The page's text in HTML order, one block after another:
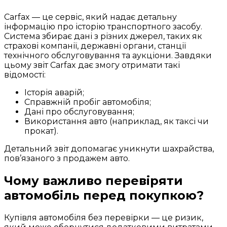
Carfax — це сервіс, який надає детальну
інформацію про історію транспортного засобу.
Система збирає дані з різних джерел, таких як
страхові компанії, державні органи, станції
технічного обслуговування та аукціони. Завдяки
цьому звіт Carfax дає змогу отримати такі
відомості:
Історія аварій;
Справжній пробіг автомобіля;
Дані про обслуговування;
Використання авто (наприклад, як таксі чи
прокат).
Детальний звіт допомагає уникнути шахрайства,
пов’язаного з продажем авто.
Чому важливо перевіряти
автомобіль перед покупкою?
Купівля автомобіля без перевірки — це ризик,